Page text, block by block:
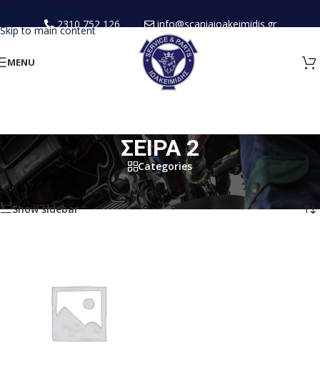
Skip to main content
2310 752 126 info@scaniaioakeimidis.gr
MENU
ΣΕΙΡΑ 2
Categories
Home/ Products tagged “ΣΕΙΡΑ 2” Showing the single result
Show sidebar